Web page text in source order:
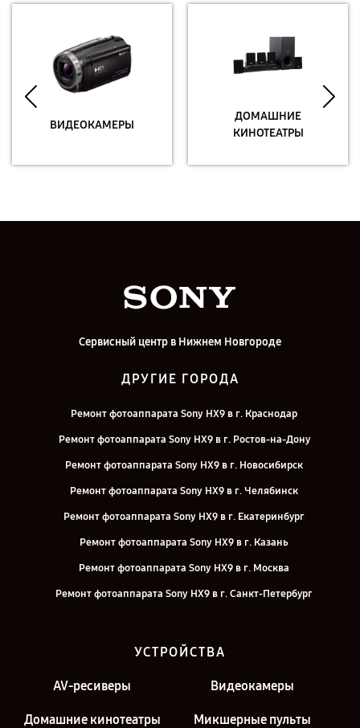
ВИДЕОКАМЕРЫ
ДОМАШНИЕ
КИНОТЕАТРЫ
Сервисный центр в Нижнем Новгороде
ДРУГИЕ ГОРОДА
Ремонт фотоаппарата Sony HX9 в г. Краснодар
Ремонт фотоаппарата Sony HX9 в г. Ростов-на-Дону
Ремонт фотоаппарата Sony HX9 в г. Новосибирск
Ремонт фотоаппарата Sony HX9 в г. Челябинск
Ремонт фотоаппарата Sony HX9 в г. Екатеринбург
Ремонт фотоаппарата Sony HX9 в г. Казань
Ремонт фотоаппарата Sony HX9 в г. Москва
Ремонт фотоаппарата Sony HX9 в г. Санкт-Петербург
УСТРОЙСТВА
AV-ресиверы Видеокамеры
Домашние кинотеатры Микшерные пульты